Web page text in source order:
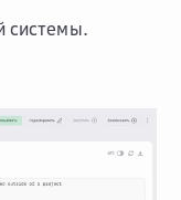
системы.